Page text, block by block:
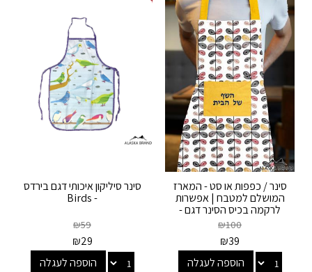
סינר / כפפות או סט - המארז
המושלם למטבח | אפשרות
לרקמה בכיס הסינר דגם -
לימון₪100
₪39
הוספה לעגלה
סינר סיליקון איכותי דגם בירדס
- Birds
₪59
₪29
הוספה לעגלה